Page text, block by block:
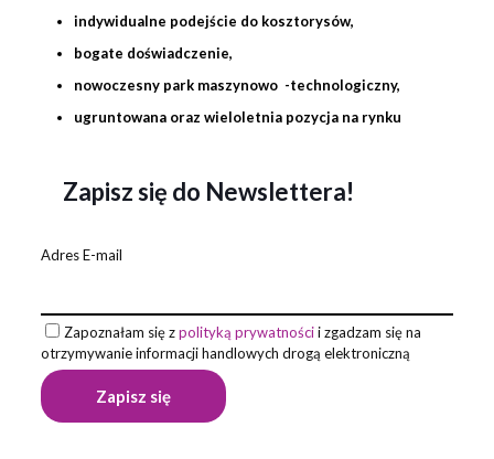
indywidualne podejście do kosztorysów,
bogate doświadczenie,
nowoczesny park maszynowo -technologiczny,
ugruntowana oraz wieloletnia pozycja na rynku
Zapisz się do Newslettera!
Adres E-mail
Zapoznałam się zpolityką prywatnościi zgadzam się na
otrzymywanie informacji handlowych drogą elektroniczną